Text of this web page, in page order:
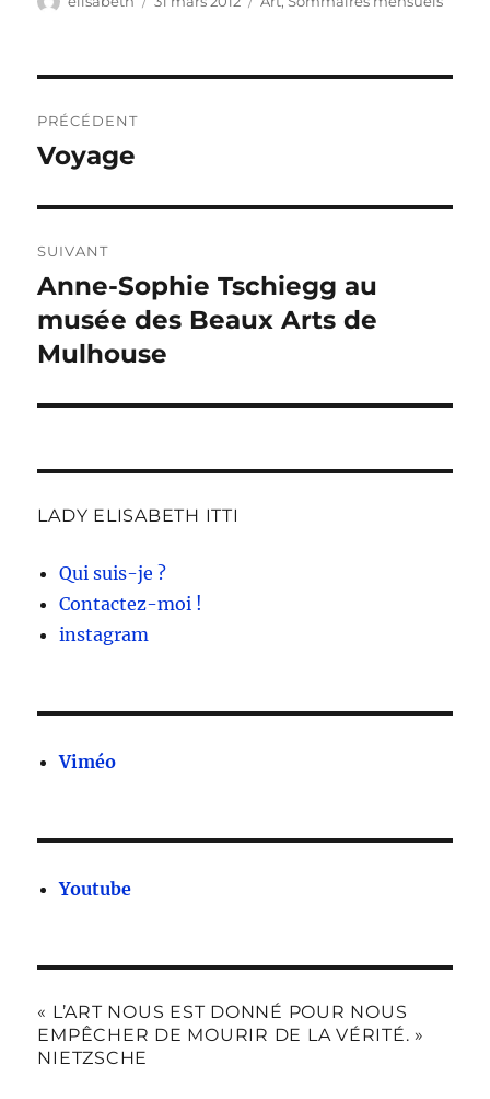
de
PRÉCÉDENT
Publication
Voyage
SUIVANT
Publication
suivante :
Anne-Sophie Tschiegg au
musée des Beaux Arts de
Mulhouse
LADY ELISABETH ITTI
Qui suis-je ?
Contactez-moi !
instagram
Viméo
Youtube
« L’ART NOUS EST DONNÉ POUR NOUS
EMPÊCHER DE MOURIR DE LA VÉRITÉ. »
NIETZSCHE